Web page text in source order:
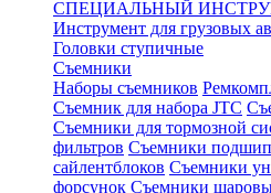
СПЕЦИАЛЬНЫЙ
Инструмент для грузовых
Головки ступичные
Съемники
Наборы съемников
Съемник для набора JTC
Съемники для тормозной
фильтров Съемники
сайлентблоков Съемники
форсунок Съемники